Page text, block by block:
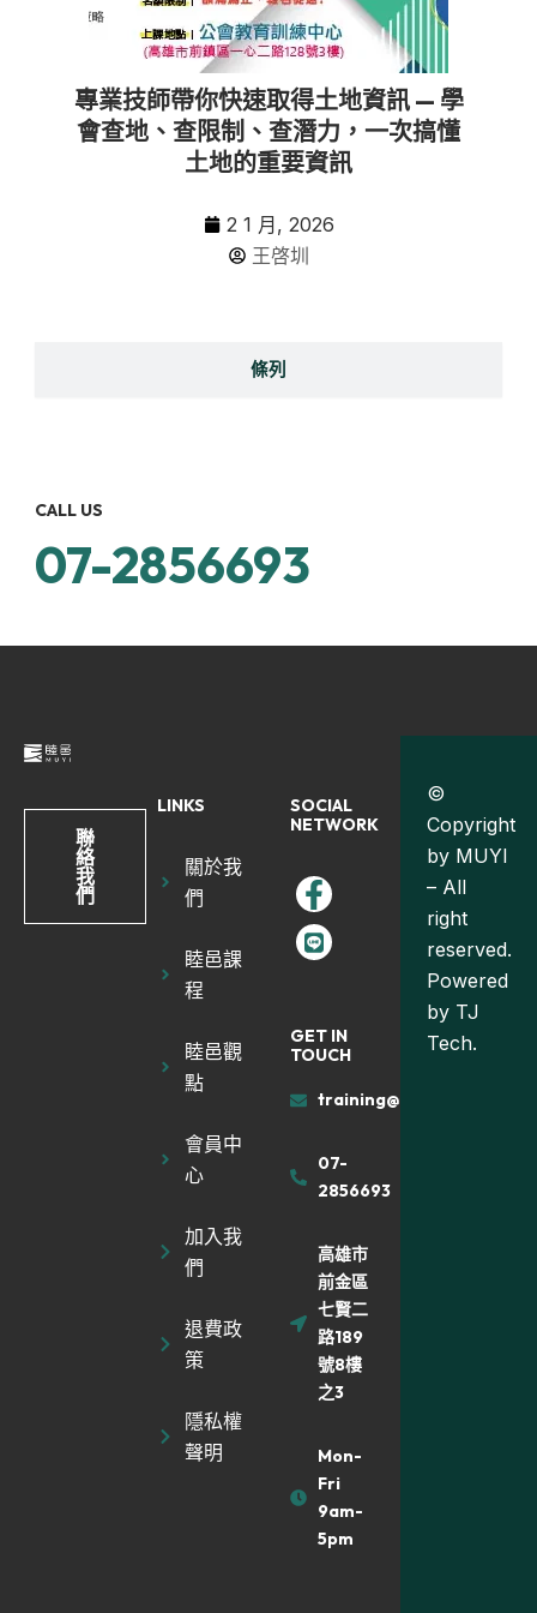
條列
專業技師帶你快速取得土地資訊 — 學
會查地、查限制、查潛力，一次搞懂
土地的重要資訊
2 1 月, 2026
王啓圳
CALL US
07-2856693
聯
絡
我
們
LINKS
關於我
們
睦邑課
程
睦邑觀
點
會員中
心
加入我
們
退費政
策
隱私權
聲明
SOCIAL
NETWORK
GET IN
TOUCH
training@muyiland.com
07-
2856693
高雄市
前金區
七賢二
路189
號8樓
之3
Mon-
Fri
9am-
5pm
©
Copyright
by MUYI
– All
right
reserved.
Powered
by TJ
Tech.